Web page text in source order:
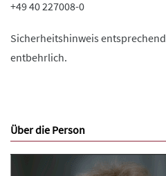
+49 40 227008-0
Sicherheitshinweis entsprechend
entbehrlich.
Über die Person